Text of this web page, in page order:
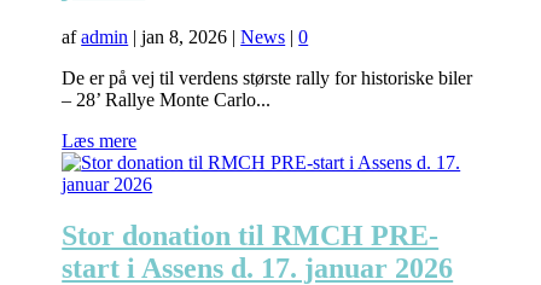
afadmin |jan 8, 2026 |News |0
De er på vej til verdens største rally for historiske biler
– 28’ Rallye Monte Carlo...
Læs mere
Stor donation til RMCH PRE-
start i Assens d. 17. januar 2026